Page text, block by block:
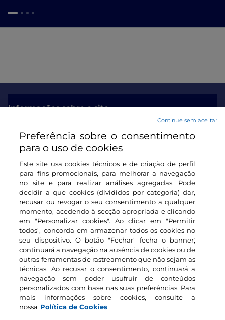
Informações sobre o site
Ligações úteis
Iniciar sessão
Mantenha-se em contacto
Preferência sobre o consentimento
para o uso de cookies
Este site usa cookies técnicos e de criação de perfil
para fins promocionais, para melhorar a navegação
no site e para realizar análises agregadas. Pode
decidir a que cookies (divididos por categoria) dar,
recusar ou revogar o seu consentimento a qualquer
momento, acedendo à secção apropriada e clicando
em "Personalizar cookies". Ao clicar em "Permitir
todos", concorda em armazenar todos os cookies no
seu dispositivo. O botão "Fechar" fecha o banner;
continuará a navegação na ausência de cookies ou de
outras ferramentas de rastreamento que não sejam as
técnicas. Ao recusar o consentimento, continuará a
navegação sem poder usufruir de conteúdos
personalizados com base nas suas preferências. Para
mais informações sobre cookies, consulte a
nossa Política de Cookies
Continue sem aceitar